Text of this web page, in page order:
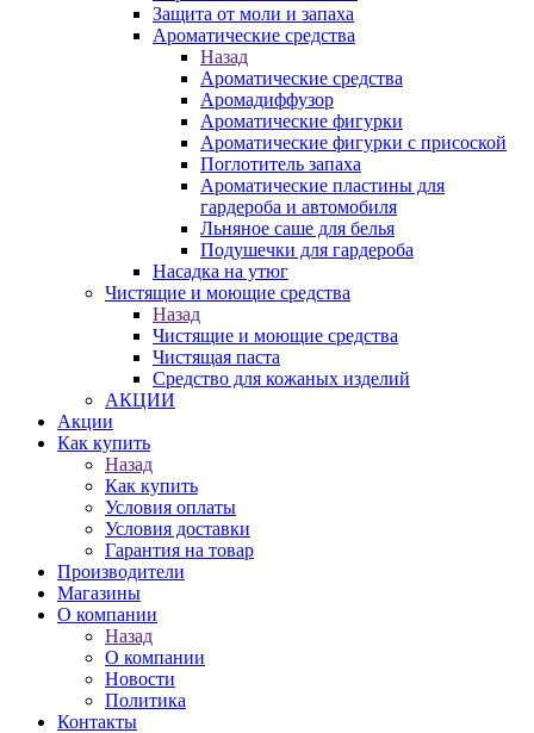
Защита от моли и запаха
Ароматические средства
Назад
Ароматические средства
Аромадиффузор
Ароматические фигурки
Ароматические фигурки с присоской
Поглотитель запаха
Ароматические пластины для
гардероба и автомобиля
Льняное саше для белья
Подушечки для гардероба
Насадка на утюг
Чистящие и моющие средства
Назад
Чистящие и моющие средства
Чистящая паста
Средство для кожаных изделий
АКЦИИ
Акции
Как купить
Назад
Как купить
Условия оплаты
Условия доставки
Гарантия на товар
Производители
Магазины
О компании
Назад
О компании
Новости
Политика
Контакты